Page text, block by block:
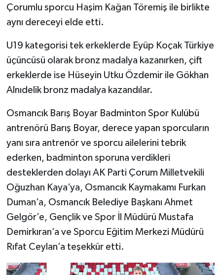
Çorumlu sporcu Haşim Kağan Töremiş ile birlikte
aynı dereceyi elde etti.
U19 kategorisi tek erkeklerde Eyüp Koçak Türkiye
üçüncüsü olarak bronz madalya kazanırken, çift
erkeklerde ise Hüseyin Utku Özdemir ile Gökhan
Alnıdelik bronz madalya kazandılar.
Osmancık Barış Boyar Badminton Spor Kulübü
antrenörü Barış Boyar, derece yapan sporcuların
yanı sıra antrenör ve sporcu ailelerini tebrik
ederken, badminton sporuna verdikleri
desteklerden dolayı AK Parti Çorum Milletvekili
Oğuzhan Kaya’ya, Osmancık Kaymakamı Furkan
Duman’a, Osmancık Belediye Başkanı Ahmet
Gelgör’e, Gençlik ve Spor İl Müdürü Mustafa
Demirkıran’a ve Sporcu Eğitim Merkezi Müdürü
Rıfat Ceylan’a teşekkür etti.